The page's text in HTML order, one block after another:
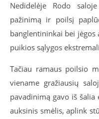
Nedidelėje Rodo
pažinimą ir poilsį
banglentininkai bei jėgos
puikios sąlygos
Tačiau ramaus poilsio
viename gražiausių
pavadinimą gavo iš šalia
auksinis smėlis, aplink